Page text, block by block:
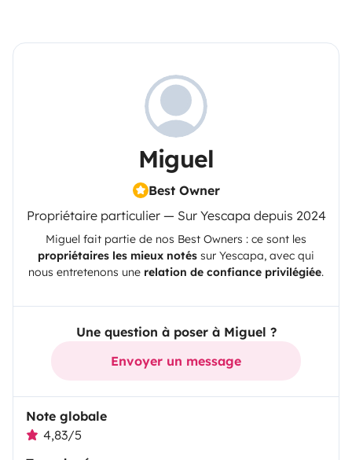
Miguel
Best Owner
Propriétaire particulier — Sur Yescapa depuis 2024
Miguel fait partie de nos Best Owners : ce sont les
propriétaires les mieux notés sur Yescapa, avec qui
nous entretenons une relation de confiance privilégiée.
Une question à poser à Miguel ?
Envoyer un message
Note globale
4,83/5